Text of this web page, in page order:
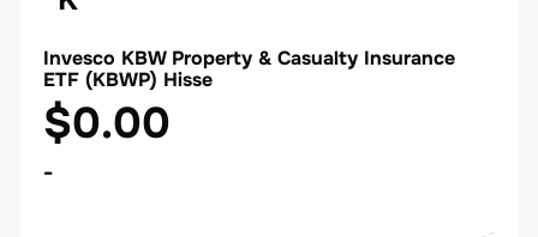
Invesco KBW Property & Casualty Insurance
ETF (KBWP) Hisse
$0.00
-